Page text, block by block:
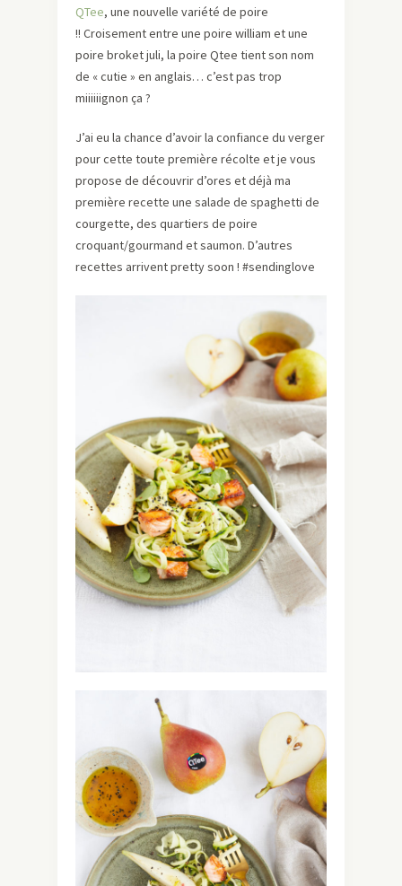
QTee, une nouvelle variété de poire
!! Croisement entre une poire william et une
poire broket juli, la poire Qtee tient son nom
de « cutie » en anglais… c’est pas trop
miiiiiignon ça ?
J’ai eu la chance d’avoir la confiance du verger
pour cette toute première récolte et je vous
propose de découvrir d’ores et déjà ma
première recette une salade de spaghetti de
courgette, des quartiers de poire
croquant/gourmand et saumon. D’autres
recettes arrivent pretty soon ! #sendinglove